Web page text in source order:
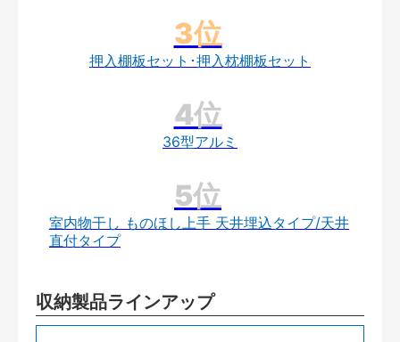
押入棚板セット･押入枕棚板セット
36型アルミ
室内物干し ものほし上手 天井埋込タイプ/天井
直付タイプ
収納製品ラインアップ